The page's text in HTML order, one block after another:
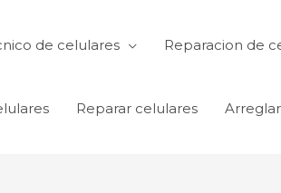
de celulares Reparacion de
Reparar celulares